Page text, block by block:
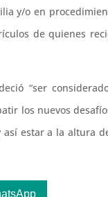
y/o en
de quienes
“ser
los nuevos
estar a la altura